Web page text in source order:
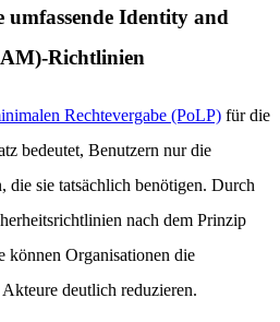
umfassende Identity and
Richtlinien
Rechtevergabe (PoLP) für die
bedeutet, Benutzern nur die
die sie tatsächlich benötigen. Durch
nach dem Prinzip
können Organisationen die
deutlich reduzieren.